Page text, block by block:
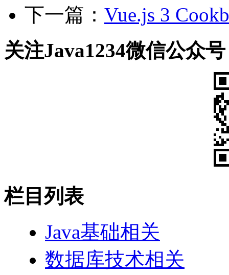
下一篇： Vue.js 3
关注Java1234微信公众号
栏目列表
Java基础相关
数据库技术相关